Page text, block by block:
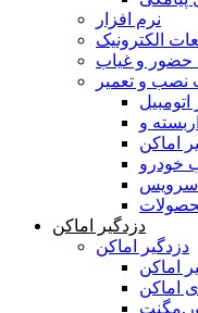
نرم افزار
الکترونیک
و غیاب
نصب و تعمیر
اتومبیل
اماکن
سرویس
دزدگیر اماکن
دزدگیر اماکن
اماکن
اماکن